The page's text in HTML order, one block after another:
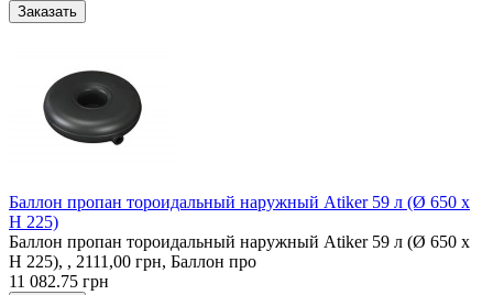
Баллон пропан тороидальный наружный Atiker 59 л (Ø 650 х
H 225)
Баллон пропан тороидальный наружный Atiker 59 л (Ø 650 х
H 225), , 2111,00 грн, Баллон про
11 082.75 грн